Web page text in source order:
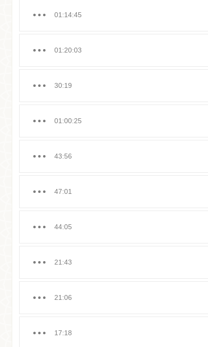
01:14:45
01:20:03
30:19
01:00:25
43:56
47:01
44:05
21:43
21:06
17:18